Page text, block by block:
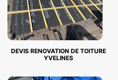
DEVIS RENOVATION DE TOITURE
YVELINES